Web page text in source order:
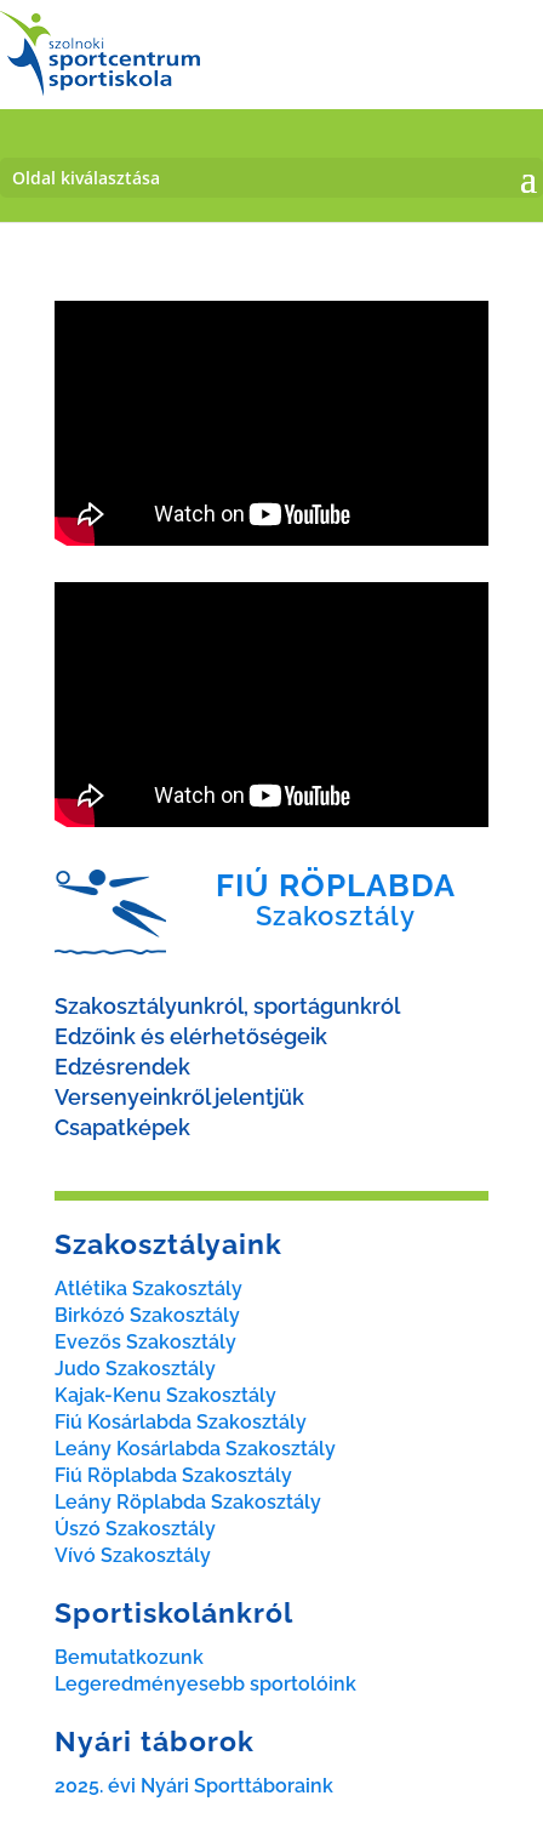
Oldal kiválasztása
FIÚ RÖPLABDA
Szakosztály
Szakosztályunkról, sportágunkról
Edzőink és elérhetőségeik
Edzésrendek
Versenyeinkről jelentjük
Csapatképek
Szakosztályaink
Atlétika Szakosztály
Birkózó Szakosztály
Evezős Szakosztály
Judo Szakosztály
Kajak-Kenu Szakosztály
Fiú Kosárlabda Szakosztály
Leány Kosárlabda Szakosztály
Fiú Röplabda Szakosztály
Leány Röplabda Szakosztály
Úszó Szakosztály
Vívó Szakosztály
Sportiskolánkról
Bemutatkozunk
Legeredményesebb sportolóink
Nyári táborok
2025. évi Nyári Sporttáboraink